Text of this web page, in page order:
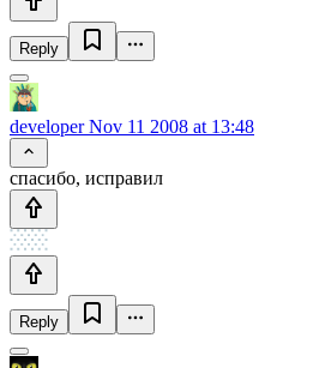
Reply
developerNov 11 2008 at 13:48
спасибо, исправил
Reply